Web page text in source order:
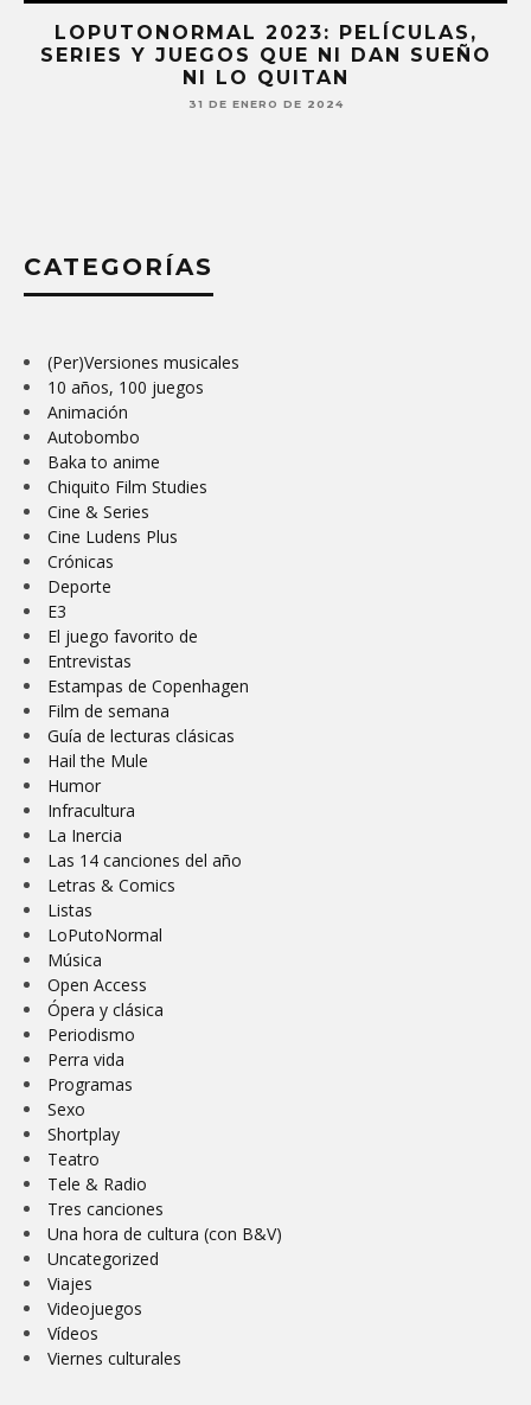
LOPUTONORMAL 2023: PELÍCULAS,
SERIES Y JUEGOS QUE NI DAN SUEÑO
NI LO QUITAN
31 DE ENERO DE 2024
CATEGORÍAS
(Per)Versiones musicales
10 años, 100 juegos
Animación
Autobombo
Baka to anime
Chiquito Film Studies
Cine & Series
Cine Ludens Plus
Crónicas
Deporte
E3
El juego favorito de
Entrevistas
Estampas de Copenhagen
Film de semana
Guía de lecturas clásicas
Hail the Mule
Humor
Infracultura
La Inercia
Las 14 canciones del año
Letras & Comics
Listas
LoPutoNormal
Música
Open Access
Ópera y clásica
Periodismo
Perra vida
Programas
Sexo
Shortplay
Teatro
Tele & Radio
Tres canciones
Una hora de cultura (con B&V)
Uncategorized
Viajes
Videojuegos
Vídeos
Viernes culturales